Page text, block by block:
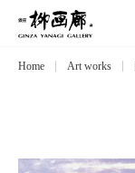
Exhibitions
Home Art works